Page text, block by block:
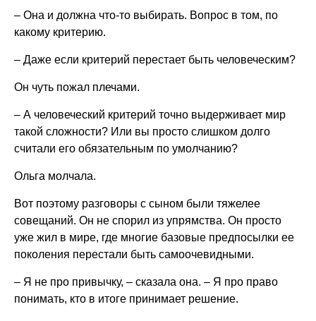
– Она и должна что-то выбирать. Вопрос в том, по
какому критерию.
– Даже если критерий перестает быть человеческим?
Он чуть пожал плечами.
– А человеческий критерий точно выдерживает мир
такой сложности? Или вы просто слишком долго
считали его обязательным по умолчанию?
Ольга молчала.
Вот поэтому разговоры с сыном были тяжелее
совещаний. Он не спорил из упрямства. Он просто
уже жил в мире, где многие базовые предпосылки ее
поколения перестали быть самоочевидными.
– Я не про привычку, – сказала она. – Я про право
понимать, кто в итоге принимает решение.